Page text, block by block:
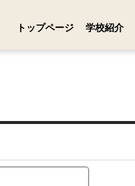
トップページ 学校紹介